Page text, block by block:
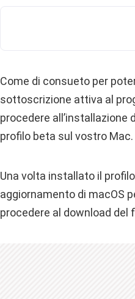
Come di consueto per
sottoscrizione attiva al
procedere all’installazione
profilo beta sul vostro Mac.
Una volta installato il
aggiornamento di macOS
procedere al download del